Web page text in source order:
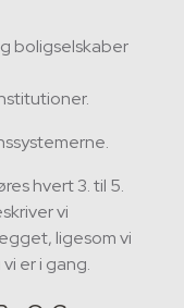
boligselskaber
hvert 3. til 5.
vi
ligesom vi
er i gang.